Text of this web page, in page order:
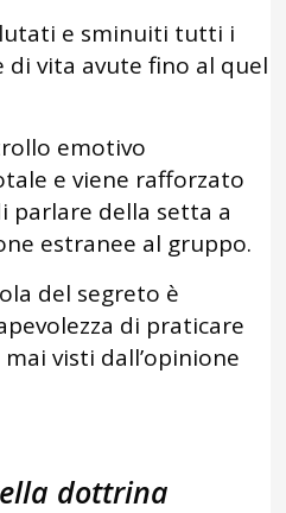
e sminuiti tutti i
di vita avute fino al quel
emotivo
e viene rafforzato
parlare della setta a
estranee al gruppo.
del segreto è
di praticare
visti dall’opinione
dottrina